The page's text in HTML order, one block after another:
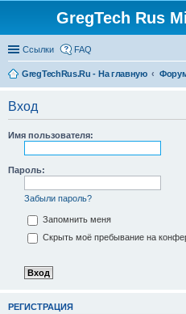
GregTech Rus
Ссылки FAQ
GregTechRus.Ru - На главную
Вход
Имя пользователя:
Пароль:
Забыли пароль?
Запомнить меня
Скрыть моё пребывание на
РЕГИСТРАЦИЯ